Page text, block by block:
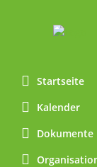
Startseite
Kalender
Dokumente